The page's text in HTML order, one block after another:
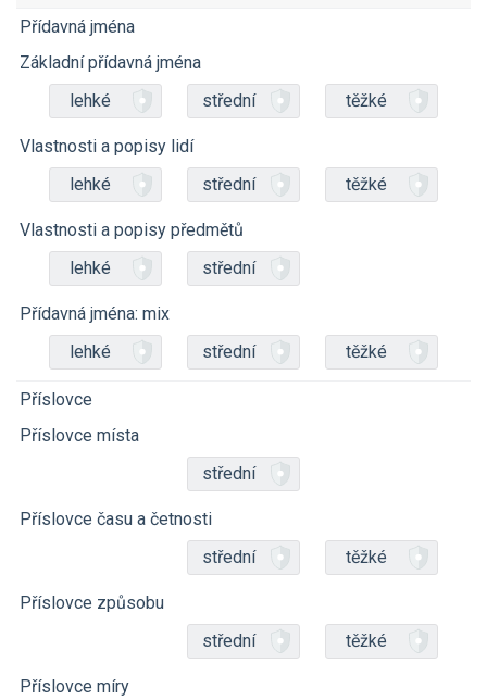
Přídavná jména
Základní přídavná jména
lehké
střední těžké
Vlastnosti a popisy lidí
lehké
střední těžké
Vlastnosti a popisy předmětů
lehké
střední
Přídavná jména: mix
lehké
střední těžké
Příslovce
Příslovce místa
střední
Příslovce času a četnosti
střední
těžké
Příslovce způsobu
střední
těžké
Příslovce míry